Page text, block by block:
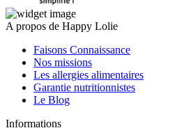
A propos de Happy Lolie
Faisons Connaissance
Nos missions
Les allergies alimentaires
Garantie nutritionnistes
Le Blog
Informations